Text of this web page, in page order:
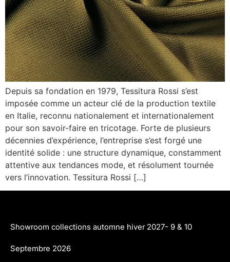
Depuis sa fondation en 1979, Tessitura Rossi s’est
imposée comme un acteur clé de la production textile
en Italie, reconnu nationalement et internationalement
pour son savoir-faire en tricotage. Forte de plusieurs
décennies d’expérience, l’entreprise s’est forgé une
identité solide : une structure dynamique, constamment
attentive aux tendances mode, et résolument tournée
vers l’innovation. Tessitura Rossi […]
Showroom collections automne hiver 2027- 9 & 10
Septembre 2026